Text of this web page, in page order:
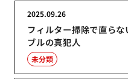
フィルター掃除で直ら
ブルの真犯人
2025.09.26
未分類